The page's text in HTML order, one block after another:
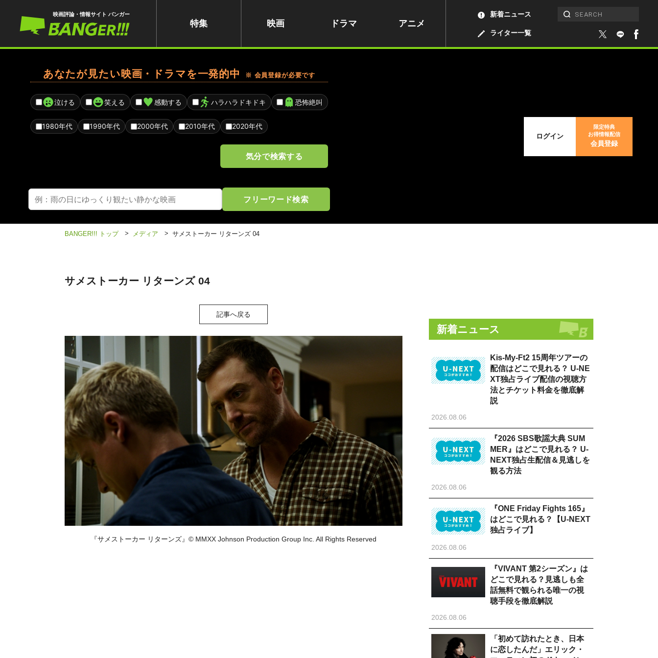
映画評論・情報サイト バンガー
特集 映画 ドラマ アニメ
ライター一覧
新着ニュース
あなたが見たい映画・ドラマを一発的中 ※ 会員登録が必要です
泣ける 笑える 感動する ハラハラドキドキ 恐怖絶叫
1980年代 1990年代 2000年代 2010年代 2020年代
気分で検索する
フリーワード検索
ログイン
限定特典
お得情報配信
会員登録
BANGER!!! トップ > メディア > サメストーカー リターンズ 04
サメストーカー リターンズ 04
記事へ戻る
『サメストーカー リターンズ』© MMXX Johnson Production Group Inc. All Rights Reserved
新着ニュース
Kis-My-Ft2 15周年ツアーの
配信はどこで見れる？ U-NE
XT独占ライブ配信の視聴方
法とチケット料金を徹底解
説
2026.08.06
『2026 SBS歌謡大典 SUM
MER』はどこで見れる？ U-
NEXT独占生配信＆見逃しを
観る方法
2026.08.06
『ONE Friday Fights 165』
はどこで見れる？【U-NEXT
独占ライブ】
2026.08.06
『VIVANT 第2シーズン』は
どこで見れる？見逃しも全
話無料で観られる唯一の視
聴手段を徹底解説
2026.08.06
「初めて訪れたとき、日本
に恋したんだ」エリック・